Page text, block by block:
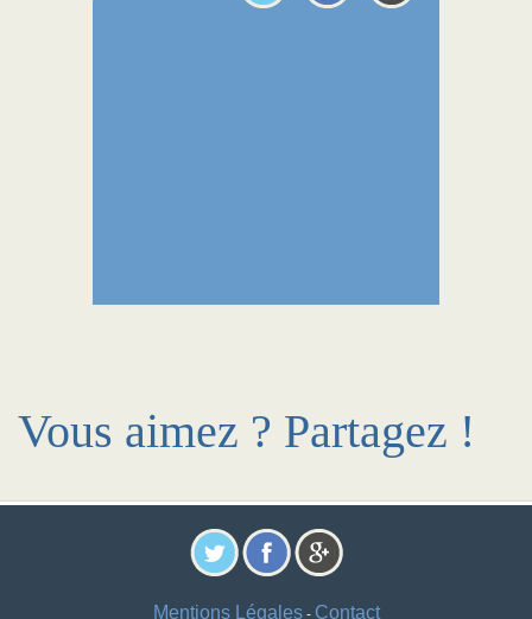
Vous aimez ? Partagez !
Mentions Légales- Contact